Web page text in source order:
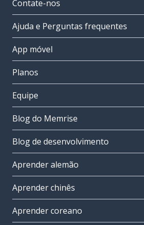
Contate-nos
Ajuda e Perguntas frequentes
App móvel
Planos
Equipe
Blog do Memrise
Blog de desenvolvimento
Aprender alemão
Aprender chinês
Aprender coreano